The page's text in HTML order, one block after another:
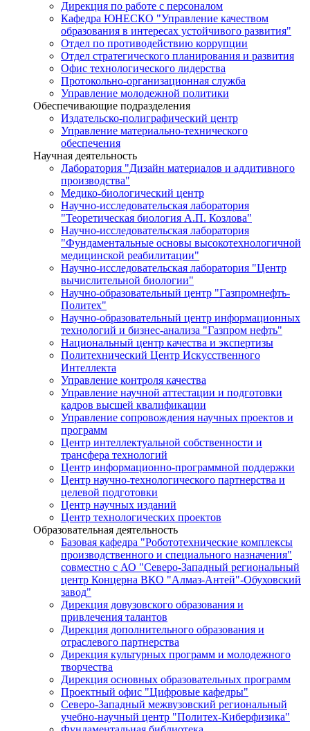
Дирекция по работе с персоналом
Кафедра ЮНЕСКО "Управление качеством
образования в интересах устойчивого развития"
Отдел по противодействию коррупции
Отдел стратегического планирования и развития
Офис технологического лидерства
Протокольно-организационная служба
Управление молодежной политики
Обеспечивающие подразделения
Издательско-полиграфический центр
Управление материально-технического
обеспечения
Научная деятельность
Лаборатория "Дизайн материалов и аддитивного
производства"
Медико-биологический центр
Научно-исследовательская лаборатория
"Теоретическая биология А.П. Козлова"
Научно-исследовательская лаборатория
"Фундаментальные основы высокотехнологичной
медицинской реабилитации"
Научно-исследовательская лаборатория "Центр
вычислительной биологии"
Научно-образовательный центр "Газпромнефть-
Политех"
Научно-образовательный центр информационных
технологий и бизнес-анализа "Газпром нефть"
Национальный центр качества и экспертизы
Политехнический Центр Искусственного
Интеллекта
Управление контроля качества
Управление научной аттестации и подготовки
кадров высшей квалификации
Управление сопровождения научных проектов и
программ
Центр интеллектуальной собственности и
трансфера технологий
Центр информационно-программной поддержки
Центр научно-технологического партнерства и
целевой подготовки
Центр научных изданий
Центр технологических проектов
Образовательная деятельность
Базовая кафедра "Робототехнические комплексы
производственного и специального назначения"
совместно с АО "Северо-Западный региональный
центр Концерна ВКО "Алмаз-Антей"-Обуховский
завод"
Дирекция довузовского образования и
привлечения талантов
Дирекция дополнительного образования и
отраслевого партнерства
Дирекция культурных программ и молодежного
творчества
Дирекция основных образовательных программ
Проектный офис "Цифровые кафедры"
Северо-Западный межвузовский региональный
учебно-научный центр "Политех-Киберфизика"